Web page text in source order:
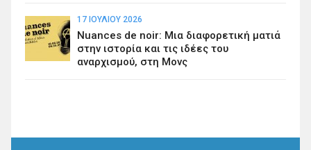
17 ΙΟΥΛΊΟΥ 2026
Nuances de noir: Μια διαφορετική ματιά
στην ιστορία και τις ιδέες του
αναρχισμού, στη Μονς